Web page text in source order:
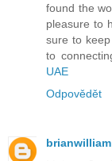
found the
pleasure to
sure to
to
UAE
Odpovědět
brianwilliam